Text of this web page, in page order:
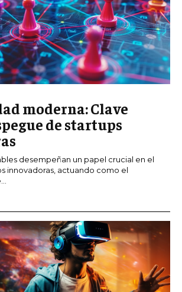
moderna: Clave
de startups
desempeñan un papel crucial en el
innovadoras, actuando como el